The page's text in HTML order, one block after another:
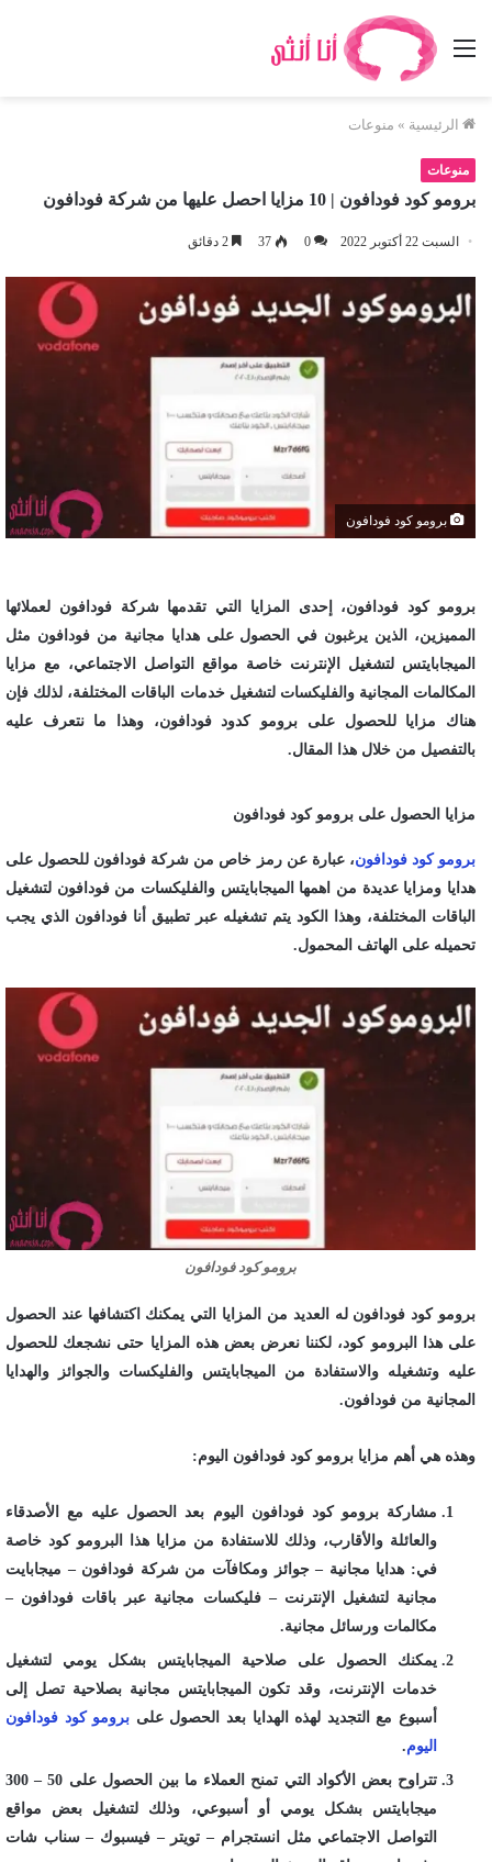
القائمة
الرئيسية » منوعات
منوعات
برومو كود فودافون | 10 مزايا احصل عليها من شركة فودافون
السبت 22 أكتوبر 2022 0
37
برومو كود فودافون
برومو كود فودافون، إحدى المزايا التي تقدمها شركة فودافون لعملائها
المميزين، الذين يرغبون في الحصول على هدايا مجانية من فودافون مثل
الميجابايتس لتشغيل الإنترنت خاصة مواقع التواصل الاجتماعي، مع مزايا
المكالمات المجانية والفليكسات لتشغيل خدمات الباقات المختلفة، لذلك فإن
هناك مزايا للحصول على برومو كدود فودافون، وهذا ما نتعرف عليه
بالتفصيل من خلال هذا المقال.
مزايا الحصول على برومو كود فودافون
برومو كود فودافون، عبارة عن رمز خاص من شركة فودافون للحصول على
هدايا ومزايا عديدة من اهمها الميجابايتس والفليكسات من فودافون لتشغيل
الباقات المختلفة، وهذا الكود يتم تشغيله عبر تطبيق أنا فودافون الذي يجب
تحميله على الهاتف المحمول.
برومو كود فودافون
برومو كود فودافون له العديد من المزايا التي يمكنك اكتشافها عند الحصول
على هذا البرومو كود، لكننا نعرض بعض هذه المزايا حتى نشجعك للحصول
عليه وتشغيله والاستفادة من الميجابايتس والفليكسات والجوائز والهدايا
المجانية من فودافون.
وهذه هي أهم مزايا برومو كود فودافون اليوم:
مشاركة برومو كود فودافون اليوم بعد الحصول عليه مع الأصدقاء
والعائلة والأقارب، وذلك للاستفادة من مزايا هذا البرومو كود خاصة
في: هدايا مجانية – جوائز ومكافآت من شركة فودافون – ميجابايت
مجانية لتشغيل الإنترنت – فليكسات مجانية عبر باقات فودافون –
مكالمات ورسائل مجانية.
يمكنك الحصول على صلاحية الميجابايتس بشكل يومي لتشغيل
خدمات الإنترنت، وقد تكون الميجابايتس مجانية بصلاحية تصل إلى
أسبوع مع التجديد لهذه الهدايا بعد الحصول على برومو كود فودافون
اليوم.
تتراوح بعض الأكواد التي تمنح العملاء ما بين الحصول على 50 – 300
ميجابايتس بشكل يومي أو أسبوعي، وذلك لتشغيل بعض مواقع
التواصل الاجتماعي مثل انستجرام – تويتر – فيسبوك – سناب شات